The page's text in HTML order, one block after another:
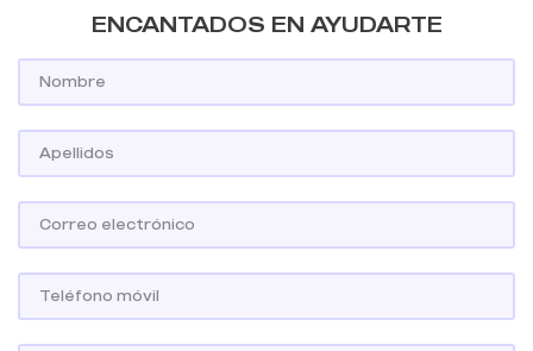
ENCANTADOS EN AYUDARTE